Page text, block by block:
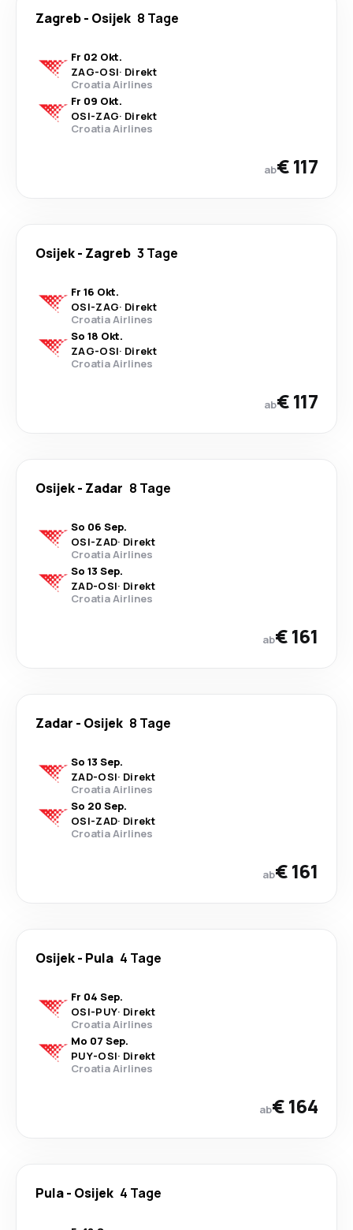
Zagreb- Osijek 8 Tage
Fr 02 Okt.
ZAG-OSI· Direkt
Croatia Airlines
Fr 09 Okt.
OSI-ZAG· Direkt
Croatia Airlines
ab€ 117
Osijek- Zagreb 3 Tage
Fr 16 Okt.
OSI-ZAG· Direkt
Croatia Airlines
So 18 Okt.
ZAG-OSI· Direkt
Croatia Airlines
ab€ 117
Osijek- Zadar 8 Tage
So 06 Sep.
OSI-ZAD· Direkt
Croatia Airlines
So 13 Sep.
ZAD-OSI· Direkt
Croatia Airlines
ab€ 161
Zadar - Osijek 8 Tage
So 13 Sep.
ZAD-OSI· Direkt
Croatia Airlines
So 20 Sep.
OSI-ZAD· Direkt
Croatia Airlines
ab€ 161
Osijek- Pula 4 Tage
Fr 04 Sep.
OSI-PUY· Direkt
Croatia Airlines
Mo 07 Sep.
PUY-OSI· Direkt
Croatia Airlines
ab€ 164
Pula- Osijek 4 Tage